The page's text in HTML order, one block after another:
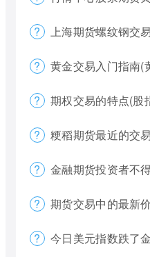
上海期货螺纹钢交
黄金交易入门指南(
期权交易的特点(股
粳稻期货最近的交易价格
金融期货投资者不得采用
期货交易中的最新
今日美元指数跌了金价